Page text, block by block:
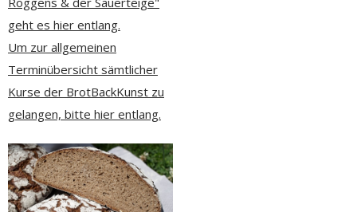
geht es hier entlang.
Um zur allgemeinen
Terminübersicht sämtlicher
Kurse der BrotBackKunst zu
gelangen, bitte hier entlang.